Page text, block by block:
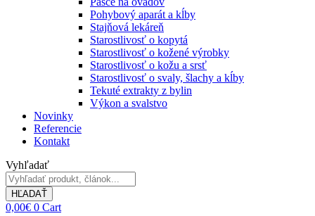
Pohybový aparát a kĺby
Stajňová lekáreň
Starostlivosť o kopytá
Starostlivosť o kožené výrobky
Starostlivosť o kožu a srsť
Starostlivosť o svaly, šlachy a kĺby
Tekuté extrakty z bylin
Výkon a svalstvo
Novinky
Referencie
Kontakt
Vyhľadať
HĽADAŤ
0,00€ 0 Cart